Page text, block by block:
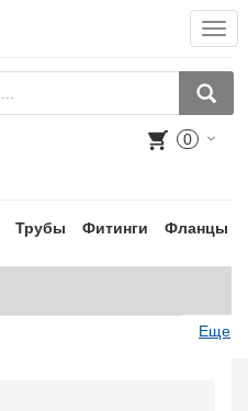
0
Трубы Фитинги Фланцы
Еще